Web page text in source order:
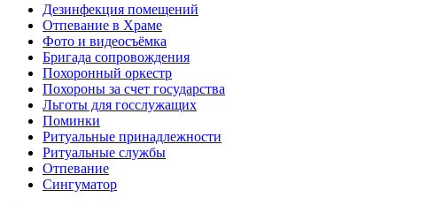
Дезинфекция помещений
Отпевание в Храме
Фото и видеосъёмка
Бригада сопровождения
Похоронный оркестр
Похороны за счет государства
Льготы для госслужащих
Поминки
Ритуальные принадлежности
Ритуальные службы
Отпевание
Сингуматор